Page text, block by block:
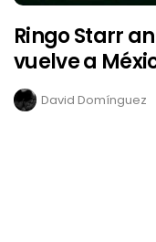
Ringo Starr
vuelve a
David Domínguez